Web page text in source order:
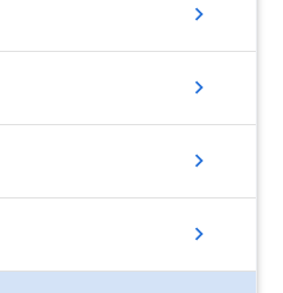
chevron_right
chevron_right
chevron_right
chevron_right